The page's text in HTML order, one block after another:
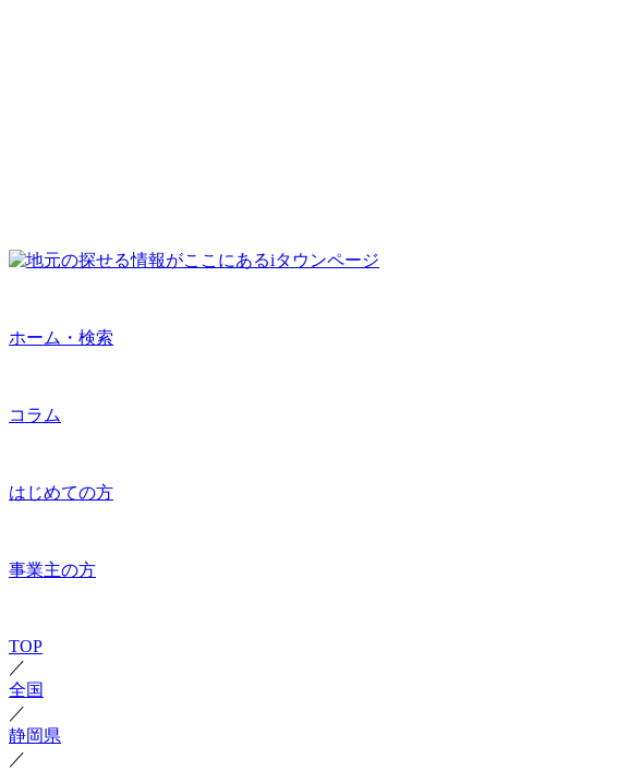
ホーム・検索
コラム
はじめての方
事業主の方
TOP
／
全国
／
静岡県
／